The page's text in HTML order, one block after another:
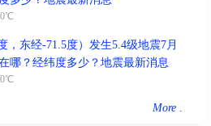
，东经-71.5度）发生5.4级地震7月
哪？经纬度多少？地震最新消息
More